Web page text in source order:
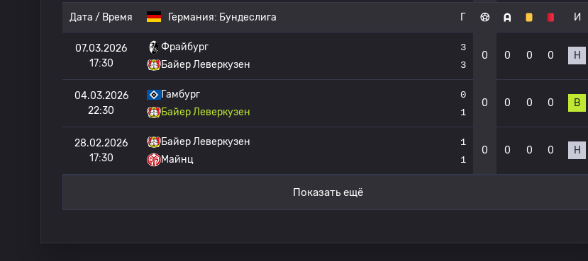
Дата / Время Германия: Бундеслига Г И
07.03.2026
17:30
Фрайбург
Байер Леверкузен
3
3
0 0 0 0 Н
04.03.2026
22:30
Гамбург
Байер Леверкузен
0
1
0 0 0 0 В
28.02.2026
17:30
Байер Леверкузен
Майнц
1
1
0 0 0 0 Н
Показать ещё